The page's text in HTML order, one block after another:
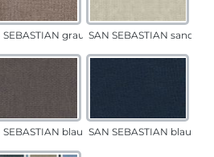
SEBASTIAN grau-sandSAN SEBASTIAN sand
SEBASTIAN blau-sandSAN SEBASTIAN blau